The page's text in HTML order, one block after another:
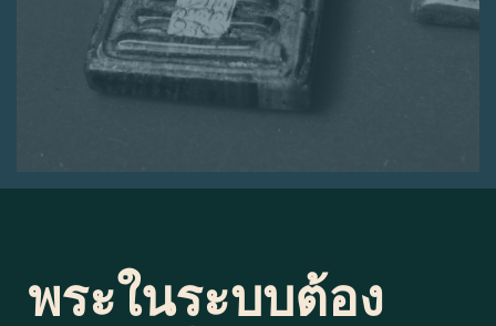
พระในระบบต้อง